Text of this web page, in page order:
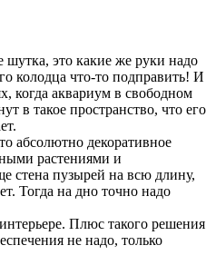
это какие же руки надо
колодца что-то подправить! И
когда аквариум в свободном
в такое пространство, что его
абсолютно декоративное
растениями и
стена пузырей на всю длину,
Тогда на дно точно надо
Плюс такого решения
не надо, только